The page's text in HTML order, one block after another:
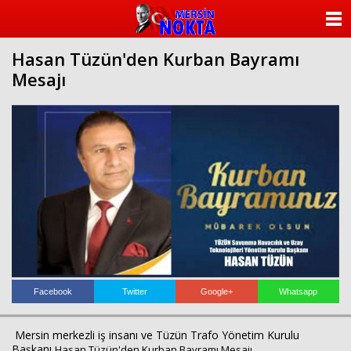
Hasan Tüzün'den Kurban Bayramı
Mesajı
Facebook Twitter Google+ Whatsapp
Mersin merkezli iş insanı ve Tüzün Trafo Yönetim Kurulu
KATEGORİLER
FOTO GALERİ
VİDEO GALERİ
KÜNYE